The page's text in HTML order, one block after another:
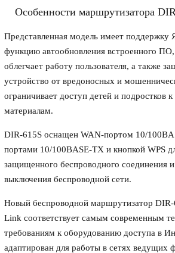
Особенности маршрутизатора
Представленная модель имеет поддержку
функцию автообновления встроенного
облегчает работу пользователя, а также
устройство от вредоносных и
ограничивает доступ детей и подростков
материалам.
DIR-615S оснащен WAN-портом 10/
портами 10/100BASE-TX и кнопкой WPS
защищенного беспроводного соединения
выключения беспроводной сети.
Новый беспроводной маршрутизатор
Link соответствует самым современным
требованиям к оборудованию доступа в
адаптирован для работы в сетях ведущих